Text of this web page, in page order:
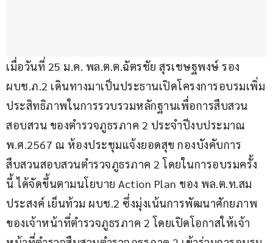
เมื่อวันที่ 25 ม.ค. พล.ต.ต.ฉัตรชัย สุรเชษฐพงษ์ รอง
ผบช.ภ.2 เดินทางมาเป็นประธานเปิดโครงการอบรมเพิ่ม
ประสิทธิภาพในการรวบรวมหลักฐานเพื่อการสืบสวน
สอบสวน ของตำรวจภูธรภาค 2 ประจำปีงบประมาณ
พ.ศ.2567 ณ ห้องประชุมแจ้งยอดสุข กองบังคับการ
สืบสวนสอบสวนตำรวจภูธรภาค 2 โดยในการอบรมครั้ง
นี้ ได้จัดขึ้นตามนโยบาย Action Plan ของ พล.ต.ท.สม
ประสงค์ เย็นท้วม ผบช.2 ซึ่งมุ่งเน้นการพัฒนาศักยภาพ
ของเจ้าหน้าที่ตำรวจภูธรภาค 2 โดยเปิดโอกาสให้เจ้า